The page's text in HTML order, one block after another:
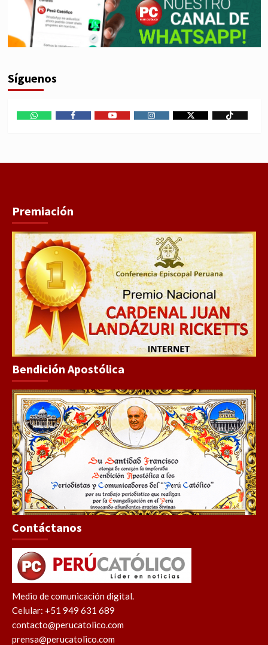
Síguenos
Premiación
Bendición Apostólica
Contáctanos
Medio de comunicación digital.
Celular: +51 949 631 689
contacto@perucatolico.com
prensa@perucatolico.com